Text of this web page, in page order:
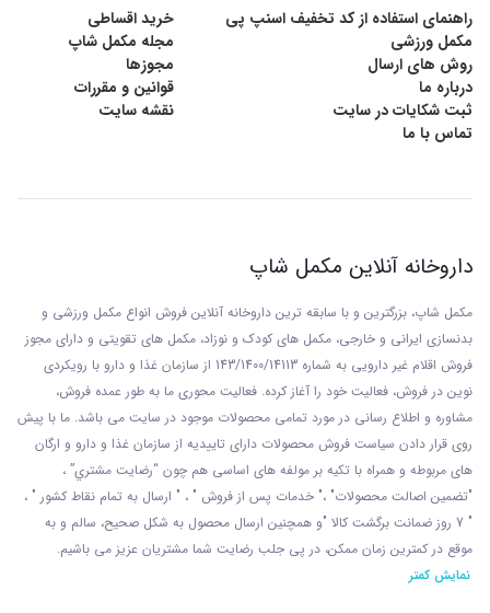
راهنمای استفاده از کد تخفیف اسنپ پی
خرید اقساطی
مکمل ورزشی
مجله مکمل شاپ
روش های ارسال
مجوزها
درباره ما
قوانین و مقررات
ثبت شکایات در سایت
نقشه سایت
تماس با ما
داروخانه آنلاین مکمل شاپ
مکمل شاپ، بزرگترین و با سابقه ترین داروخانه آنلاین فروش انواع مکمل ورزشی و
بدنسازی ایرانی و خارجی، مکمل های کودک و نوزاد، مکمل های تقویتی و دارای مجوز
فروش اقلام غیر دارویی به شماره 143/1400/14113 از
سازمان غذا و دارو با رويکردی
نوين در فروش، فعاليت خود را آغاز کرده. فعاليت محوری ما به طور عمده فروش،
مشاوره و اطلاع رسانی در مورد تمامی محصولات موجود در سایت می باشد. ما با پيش
روی قرار دادن سياست فروش محصولات دارای تاييديه از سازمان غذا و دارو و ارگان
های مربوطه و همراه با تکيه بر مولفه های اساسی هم چون “رضايت مشتري” ،
"تضمين اصالت محصولات" ،" خدمات پس از فروش " ، " ارسال به تمام نقاط کشور " ،
" 7 روز ضمانت برگشت کالا "و همچنين ارسال محصول به شکل صحيح، سالم و به
موقع در کمترين زمان ممکن، در پی جلب رضايت شما مشتريان عزیز می باشيم.
نمایش کمتر